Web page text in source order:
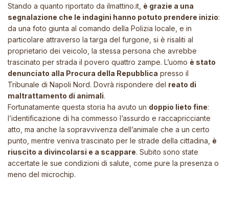
Stando a quanto riportato da ilmattino.it è grazie a una
segnalazione che le indagini hanno potuto prendere inizio:
da una foto giunta al comando della Polizia locale, e in
particolare attraverso la targa del furgone, si è risaliti al
proprietario dei veicolo, la stessa persona che avrebbe
trascinato per strada il povero quattro zampe. L’uomo è stato
denunciato alla Procura della Repubblica presso il
Tribunale di Napoli Nord. Dovrà rispondere del reato di
maltrattamento di animali.
Fortunatamente questa storia ha avuto un doppio lieto fine:
l’identificazione di ha commesso l’assurdo e raccapricciante
atto, ma anche la sopravvivenza dell’animale che a un certo
punto, mentre veniva trascinato per le strade della cittadina, è
riuscito a divincolarsi e a scappare. Subito sono state
accertate le sue condizioni di salute, come pure la presenza o
meno del microchip.